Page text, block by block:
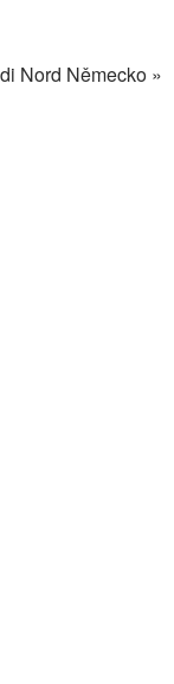
Nord Německo »